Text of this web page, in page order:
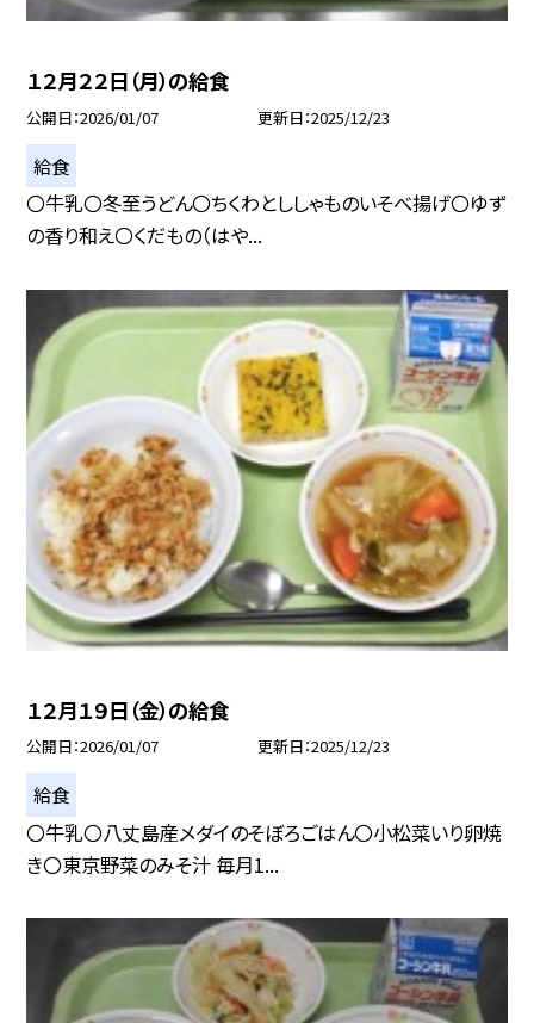
１２月２２日（月）の給食
公開日 2026/01/07 更新日 2025/12/23
給食
〇牛乳〇冬至うどん〇ちくわとししゃものいそべ揚げ〇ゆず
の香り和え〇くだもの（はや...
１２月１９日（金）の給食
公開日 2026/01/07 更新日 2025/12/23
給食
〇牛乳〇八丈島産メダイのそぼろごはん〇小松菜いり卵焼
き〇東京野菜のみそ汁 毎月1...